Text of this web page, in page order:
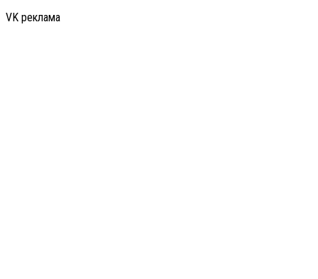
VK реклама